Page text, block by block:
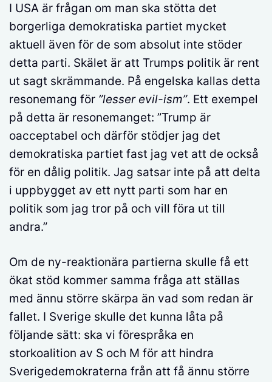
I USA är frågan om man ska stötta det
borgerliga demokratiska partiet mycket
aktuell även för de som absolut inte stöder
detta parti. Skälet är att Trumps politik är rent
ut sagt skrämmande. På engelska kallas detta
resonemang för ”lesser evil-ism”. Ett exempel
på detta är resonemanget: ”Trump är
oacceptabel och därför stödjer jag det
demokratiska partiet fast jag vet att de också
för en dålig politik. Jag satsar inte på att delta
i uppbygget av ett nytt parti som har en
politik som jag tror på och vill föra ut till
andra.”
Om de ny-reaktionära partierna skulle få ett
ökat stöd kommer samma fråga att ställas
med ännu större skärpa än vad som redan är
fallet. I Sverige skulle det kunna låta på
följande sätt: ska vi förespråka en
storkoalition av S och M för att hindra
Sverigedemokraterna från att få ännu större